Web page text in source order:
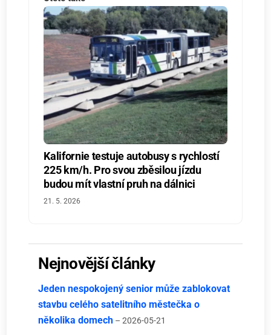
Kalifornie testuje autobusy s rychlostí
225 km/h. Pro svou zběsilou jízdu
budou mít vlastní pruh na dálnici
21. 5. 2026
Nejnovější články
Jeden nespokojený senior může zablokovat
stavbu celého satelitního městečka o
několika domech – 2026-05-21